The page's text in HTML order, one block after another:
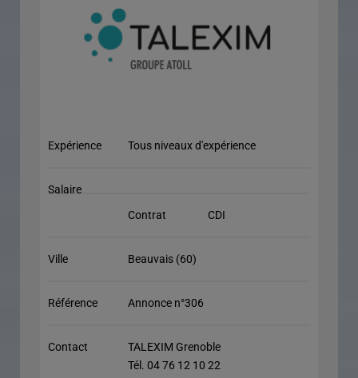
Expérience Tous niveaux d'expérience
Salaire
Contrat
CDI
Ville Beauvais (60)
Référence Annonce n°306
Contact
TALEXIM Grenoble
Tél. 04 76 12 10 22